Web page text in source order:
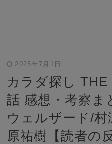
2025年7月1日
カラダ探し
話 感想・考察ま
ウェルザード/
原祐樹【読者の